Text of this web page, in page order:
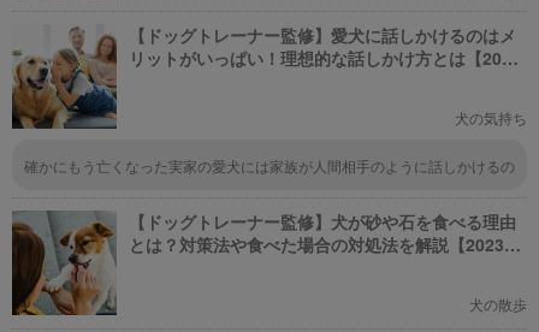
【ドッグトレーナー監修】愛犬に話しかけるのはメ
リットがいっぱい！理想的な話しかけ方とは【2023
犬の気持ち
確かにもう亡くなった実家の愛犬には家族が人間相手のように話しかけるの
えば、散歩のときに、他の飼い主さんのようにリードを強くひっぱり犬を制
しようとすると、実家の犬は飼い主をじっと見て、何か自分が悪いことした
かな？と考え事をしているようなしぐさを見せます。あまりリードを引っ張
るようなことを繰り返すと、犬が謝るしぐさをしだして、しゅんとします。
だから、うちの家族はリードを引っ張って制するようなことをせず、幼児に
言うように「ちょっとゆっくり歩いてね」、「今日はそっちじゃなくて、こ
っち行くよ」など、可能な限り話しかけていました。 人間の食べものをね
【ドッグトレーナー監修】犬が砂や石を食べる理由
とは？対策法や食べた場合の対処法を解説【2023年
犬の散歩